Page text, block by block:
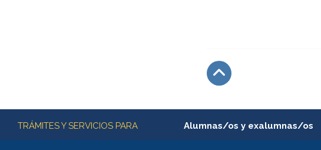
Más información
TRÁMITES Y SERVICIOS PARA Alumnas/os y exalumnas/os